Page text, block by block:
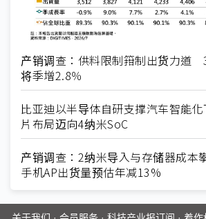
产销调查：供料限制箝制出货力道
将季增2.8％
比亚迪以半导体自研支撑汽车智能
片布局迈向4纳米SoC
产销调查：2纳米导入与存储器成
手机AP出货量预估年减13%